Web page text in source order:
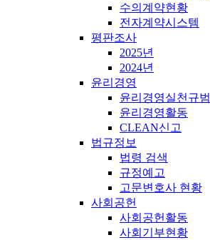
수의계약현황
전자계약시스템
평판조사
2025년
2024년
윤리경영
윤리경영실천규범
윤리경영활동
CLEAN신고
법규정보
법령 검색
규정예고
고문변호사 현황
사회공헌
사회공헌활동
사회기부현황